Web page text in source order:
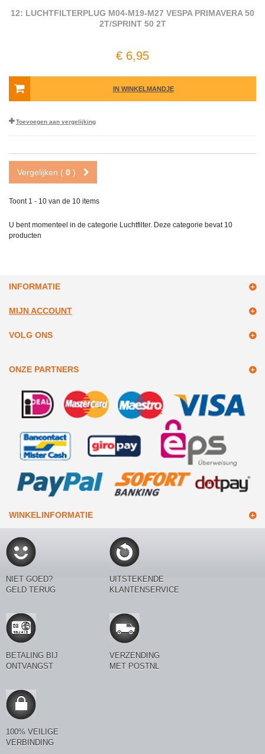
12: LUCHTFILTERPLUG M04-M19-M27 VESPA PRIMAVERA 50
2T/SPRINT 50 2T
€ 6,95
IN WINKELMANDJE
Toevoegen aan vergelijking
Vergelijken ( 0 )
Toont 1 - 10 van de 10 items
U bent momenteel in de categorie Luchtfilter. Deze categorie bevat 10
producten
INFORMATIE
MIJN ACCOUNT
VOLG ONS
ONZE PARTNERS
WINKELINFORMATIE
NIET GOED?
GELD TERUG
UITSTEKENDE
KLANTENSERVICE
BETALING BIJ
ONTVANGST
VERZENDING
MET POSTNL
100% VEILIGE
VERBINDING